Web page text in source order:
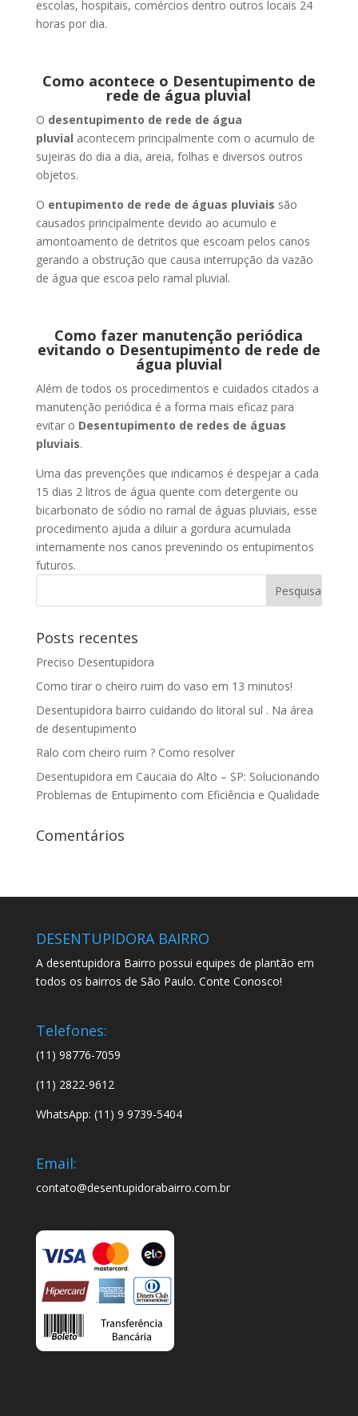
escolas, hospitais, comércios dentro outros locais 24
horas por dia.
Como acontece o Desentupimento de
rede de água pluvial
O desentupimento de rede de água
pluvial acontecem principalmente com o acumulo de
sujeiras do dia a dia, areia, folhas e diversos outros
objetos.
O entupimento de rede de águas pluviais são
causados principalmente devido ao acumulo e
amontoamento de detritos que escoam pelos canos
gerando a obstrução que causa interrupção da vazão
de água que escoa pelo ramal pluvial.
Como fazer manutenção periódica
evitando o Desentupimento de rede de
água pluvial
Além de todos os procedimentos e cuidados citados a
manutenção periódica é a forma mais eficaz para
evitar o Desentupimento de redes de águas
pluviais.
Uma das prevenções que indicamos é despejar a cada
15 dias 2 litros de água quente com detergente ou
bicarbonato de sódio no ramal de águas pluviais, esse
procedimento ajuda a diluir a gordura acumulada
internamente nos canos prevenindo os entupimentos
futuros.
Posts recentes
Preciso Desentupidora
Como tirar o cheiro ruim do vaso em 13 minutos!
Desentupidora bairro cuidando do litoral sul . Na área
de desentupimento
Ralo com cheiro ruim ? Como resolver
Desentupidora em Caucaia do Alto – SP: Solucionando
Problemas de Entupimento com Eficiência e Qualidade
Comentários
DESENTUPIDORA BAIRRO
A desentupidora Bairro possui equipes de plantão em
todos os bairros de São Paulo. Conte Conosco!
Telefones:
(11) 98776-7059
(11) 2822-9612
WhatsApp: (11) 9 9739-5404
Email:
contato@desentupidorabairro.com.br